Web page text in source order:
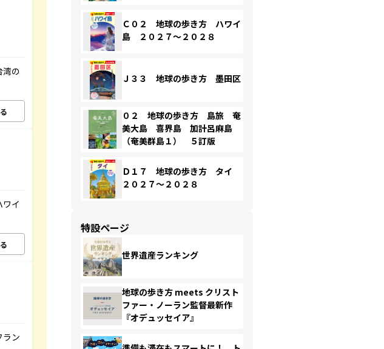
湾の
イ
ラン
Ｃ０２ 地球の歩き方 ハワイ
島 ２０２７～２０２８
Ｊ３３ 地球の歩き方 墨田区
０２ 地球の歩き方 島旅 奄
美大島 喜界島 加計呂麻島
（奄美群島１） ５訂版
Ｄ１７ 地球の歩き方 タイ
２０２７～２０２８
特設ページ
世界遺産ランキング
地球の歩き方 meets クリスト
ファー・ノーラン監督最新作
『オデュッセイア』